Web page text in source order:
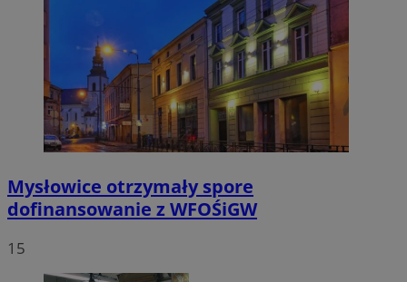
Mysłowice otrzymały spore
dofinansowanie z WFOŚiGW
15